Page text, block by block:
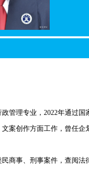
管理专业， 2022年通过国
案创作方面工作，曾任企
商事、刑事案件，查阅法